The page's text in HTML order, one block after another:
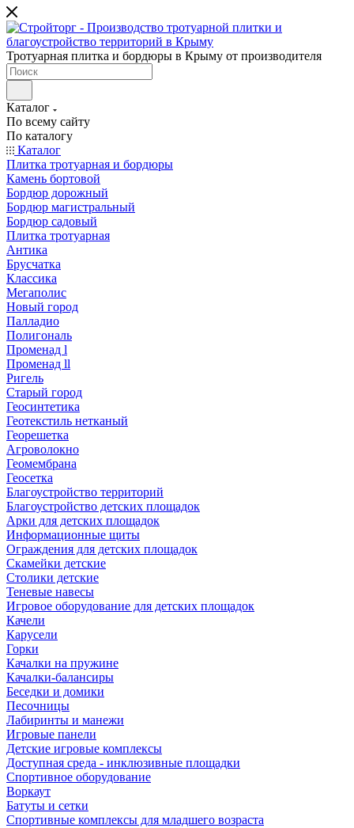
Тротуарная плитка и бордюры в Крыму от производителя
Каталог
По всему сайту
По каталогу
Каталог
Плитка тротуарная и бордюры
Камень бортовой
Бордюр дорожный
Бордюр магистральный
Бордюр садовый
Плитка тротуарная
Антика
Брусчатка
Классика
Мегаполис
Новый город
Палладио
Полигональ
Променад l
Променад ll
Ригель
Старый город
Геосинтетика
Геотекстиль нетканый
Георешетка
Агроволокно
Геомембрана
Геосетка
Благоустройство территорий
Благоустройство детских площадок
Арки для детских площадок
Информационные щиты
Ограждения для детских площадок
Скамейки детские
Столики детские
Теневые навесы
Игровое оборудование для детских площадок
Качели
Карусели
Горки
Качалки на пружине
Качалки-балансиры
Беседки и домики
Песочницы
Лабиринты и манежи
Игровые панели
Детские игровые комплексы
Доступная среда - инклюзивные площадки
Спортивное оборудование
Воркаут
Батуты и сетки
Спортивные комплексы для младшего возраста